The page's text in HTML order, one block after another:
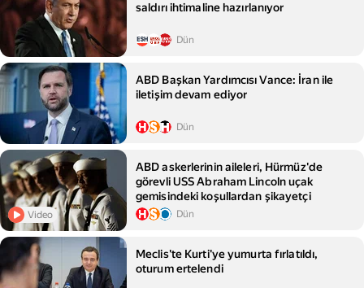
saldırı ihtimaline hazırlanıyor
Dün
ABD Başkan Yardımcısı Vance: İran ile
iletişim devam ediyor
Dün
Video
ABD askerlerinin aileleri, Hürmüz'de
görevli USS Abraham Lincoln uçak
gemisindeki koşullardan şikayetçi
Dün
Meclis'te Kurti'ye yumurta fırlatıldı,
oturum ertelendi